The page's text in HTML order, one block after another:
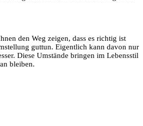
den Weg zeigen, dass es richtig ist
guttun. Eigentlich kann davon nur
Diese Umstände bringen im Lebensstil
bleiben.